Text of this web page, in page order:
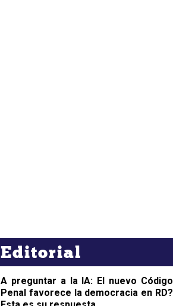
Editorial
A preguntar a la IA: El nuevo Código
Penal favorece la democracia en RD?